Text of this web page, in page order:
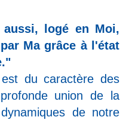
logé en Moi,
Ma grâce à l'état
du caractère des
union de la
de notre